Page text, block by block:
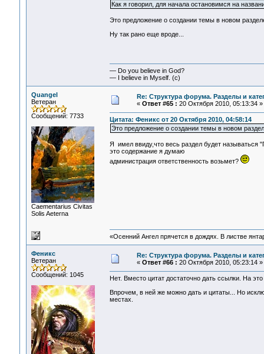
Как я говорил, для начала остановимся на
Это предложение о создании темы в новом
Ну так рано еще вроде...
— Do you believe in God?
— I believe in Myself. (c)
Quangel
Ветеран
Сообщений: 7733
Сaementarius Civitas
Solis Aeterna
Re: Структура форума. Разделы и
« Ответ #65 : 20 Октября 2010, 05:13:34 »
Цитата: Феникс от 20 Октября 2010, 04:58:14
Это предложение о создании темы в новом
Я имел ввиду,что весь раздел будет называться
это содержание я думаю
администрация ответственность возьмет?
«Осенний Ангел прячется в дождях. В листве
Феникс
Ветеран
Сообщений: 1045
Re: Структура форума. Разделы и
« Ответ #66 : 20 Октября 2010, 05:23:14 »
Нет. Вместо цитат достаточно дать ссылки. На
Впрочем, в ней же можно дать и цитаты... Но
местах.